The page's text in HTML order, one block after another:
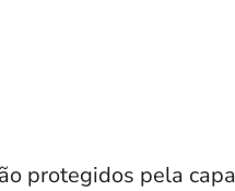
protegidos pela capa